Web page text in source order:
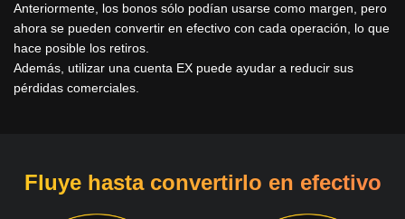
Anteriormente, los bonos sólo podían usarse como margen, pero
ahora se pueden convertir en efectivo con cada operación, lo que
hace posible los retiros.
Además, utilizar una cuenta EX puede ayudar a reducir sus
pérdidas comerciales.
Fluye hasta convertirlo en efectivo